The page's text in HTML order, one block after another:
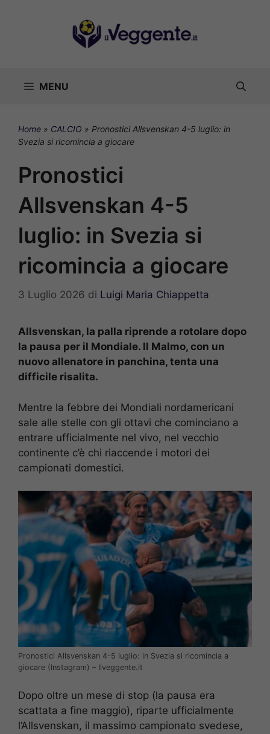
MENU
Home » CALCIO » Pronostici Allsvenskan 4-5 luglio: in
Svezia si ricomincia a giocare
Pronostici
Allsvenskan 4-5
luglio: in Svezia si
ricomincia a giocare
3 Luglio 2026 di Luigi Maria Chiappetta
Allsvenskan, la palla riprende a rotolare dopo
la pausa per il Mondiale. Il Malmo, con un
nuovo allenatore in panchina, tenta una
difficile risalita.
Mentre la febbre dei Mondiali nordamericani
sale alle stelle con gli ottavi che cominciano a
entrare ufficialmente nel vivo, nel vecchio
continente c’è chi riaccende i motori dei
campionati domestici.
Pronostici Allsvenskan 4-5 luglio: in Svezia si ricomincia a
giocare (Instagram) – Ilveggente.it
Dopo oltre un mese di stop (la pausa era
scattata a fine maggio), riparte ufficialmente
l’Allsvenskan, il massimo campionato svedese,